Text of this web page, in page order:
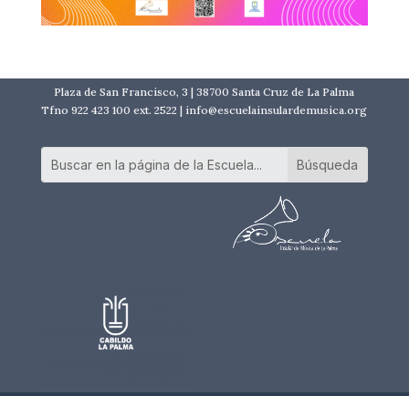
Plaza de San Francisco, 3 | 38700 Santa Cruz de La Palma
Tfno 922 423 100 ext. 2522 | info@escuelainsulardemusica.org